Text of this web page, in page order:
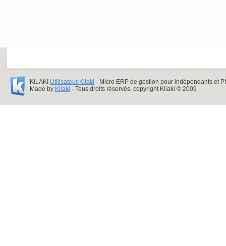
KILAKI Utilisateur Kilaki - Micro ERP de gestion pour indépendants et
Made by Kilaki - Tous droits réservés, copyright Kilaki © 2009